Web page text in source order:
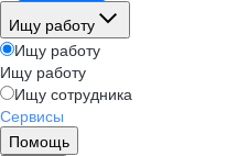
Ищу работу
Ищу работу
Ищу работу
Ищу сотрудника
Сервисы
Помощь